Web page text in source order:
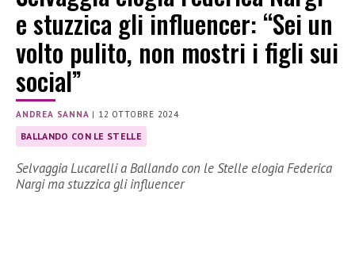
e stuzzica gli influencer: “Sei un
volto pulito, non mostri i figli sui
social”
ANDREA SANNA | 12 OTTOBRE 2024
BALLANDO CON LE STELLE
Selvaggia Lucarelli a Ballando con le Stelle elogia Federica
Nargi ma stuzzica gli influencer